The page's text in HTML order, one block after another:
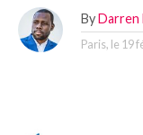
By Darren
Paris, le 19